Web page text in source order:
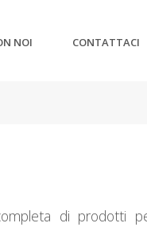
NOI CONTATTACI
di prodotti